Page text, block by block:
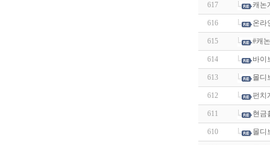
617 캐논
616 온라
615 #캐
614 바이
613 몰디
612 펀치
611 현금
610 몰디